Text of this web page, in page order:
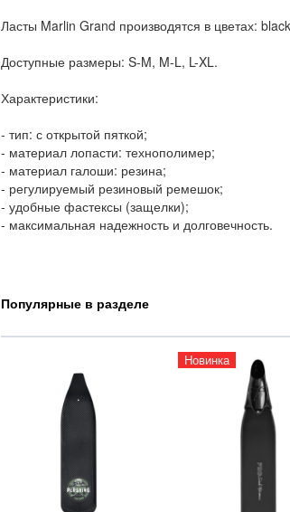
Ласты Marlin Grand производятся в цветах:
Доступные размеры: S-M, M-L, L-XL.
Характеристики:
- тип: с открытой пяткой;
- материал лопасти: технополимер;
- материал галоши: резина;
- регулируемый резиновый ремешок;
- удобные фастексы (защелки);
- максимальная надежность и долговечность.
Популярные в разделе
Новинка